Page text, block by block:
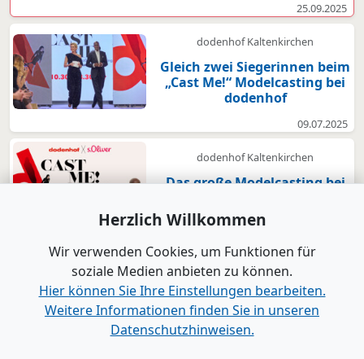
25.09.2025
dodenhof Kaltenkirchen
Gleich zwei Siegerinnen beim
„Cast Me!“ Modelcasting bei
dodenhof
09.07.2025
dodenhof Kaltenkirchen
Das große Modelcasting bei
Alle Nachrichten
www.B2B-Wirtschaft.de
Herzlich Willkommen
Wir verwenden Cookies, um Funktionen für
soziale Medien anbieten zu können.
Hier können Sie Ihre Einstellungen bearbeiten.
Weitere Informationen finden Sie in unseren
Datenschutzhinweisen.